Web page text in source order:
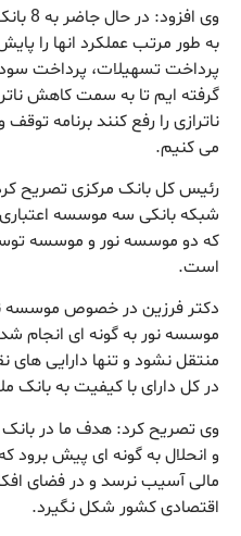
وی
به طور مرتب عملکرد انها را
پرداخت تسهیلات، پرداخت سود
گرفته ایم تا به سمت کاهش
ناترازی را رفع کنند برنامه
می کنیم.
رئیس کل بانک مرکزی تصریح
شبکه بانکی سه موسسه
که دو موسسه نور و موسسه
است.
دکتر فرزین در خصوص موسسه
موسسه نور به گونه ای انجام
منتقل نشود و تنها دارایی
در کل دارای با کیفیت به بانک
وی تصریح کرد: هدف ما در بانک
و انحلال به گونه ای پیش برود
مالی آسیب نرسد و در فضای
اقتصادی کشور شکل نگیرد.